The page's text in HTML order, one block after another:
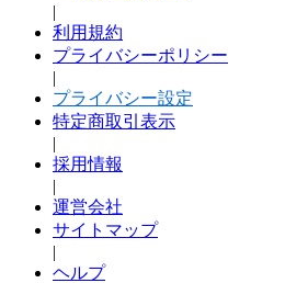
|
利用規約
プライバシーポリシー
|
プライバシー設定
特定商取引表示
|
採用情報
|
運営会社
サイトマップ
|
ヘルプ